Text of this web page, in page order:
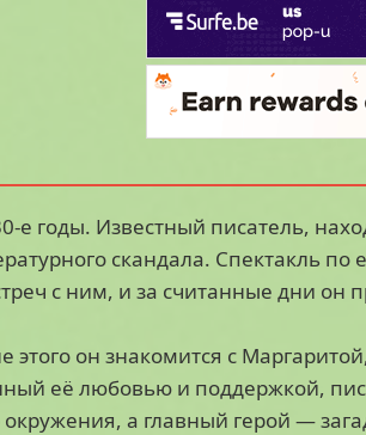
е годы. Известный писатель,
скандала. Спектакль
с ним, и за считанные дни он
этого он знакомится с
её любовью и поддержкой,
а главный герой —